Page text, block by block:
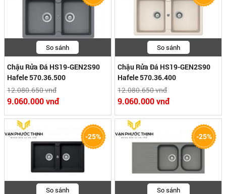
So sánh
Chậu Rửa Đá HS19-GEN2S90
Hafele 570.36.500
12.080.650 vnđ
9.060.000 vnđ
So sánh
Chậu Rửa Đá HS19-GEN2S90
Hafele 570.36.400
12.080.650 vnđ
9.060.000 vnđ
So sánh
-25%
So sánh
-25%